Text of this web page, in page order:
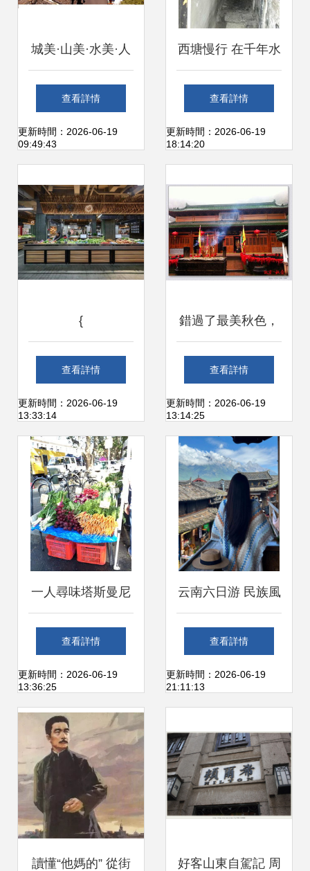
城美·山美·水美·人
更美——尋街市
查看詳情
更新時間：2026-06-19
09:49:43
西塘慢行 在千年水
巷中虛度一個美好
的下午
查看詳情
更新時間：2026-06-19
18:14:20
{
查看詳情
更新時間：2026-06-19
13:33:14
錯過了最美秋色，
豈能再錯過最好心
情 初冬，到皖南尋
找秋天的影子
查看詳情
更新時間：2026-06-19
13:14:25
一人尋味塔斯曼尼
亞 在街市中尋覓十
九世紀的味覺印記
查看詳情
更新時間：2026-06-19
13:36:25
云南六日游 民族風
情體驗指南與不重
復的民俗文化路線
查看詳情
更新時間：2026-06-19
21:11:13
讀懂“他媽的” 從街 好客山東自駕記 周